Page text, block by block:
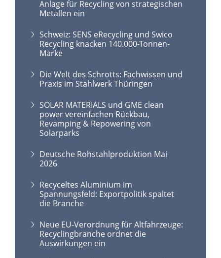
Anlage für Recycling von strategischen
Metallen ein
Schweiz: SENS eRecycling und Swico
Recycling knacken 140.000-Tonnen-
Marke
Die Welt des Schrotts: Fachwissen und
Praxis im Stahlwerk Thüringen
SOLAR MATERIALS und GME clean
power vereinfachen Rückbau,
Revamping & Repowering von
Solarparks
Deutsche Rohstahlproduktion Mai
2026
Recyceltes Aluminium im
Spannungsfeld: Exportpolitik spaltet
die Branche
Neue EU-Verordnung für Altfahrzeuge:
Recyclingbranche ordnet die
Auswirkungen ein